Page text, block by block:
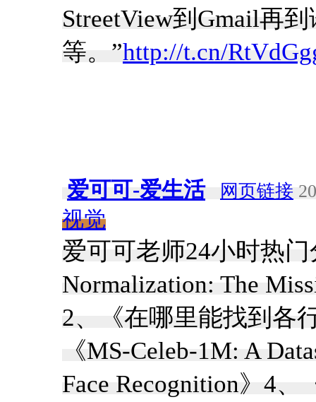
StreetView到Gmail再
等。”http://t.cn/
爱可可-爱生活 网页链接
视觉
爱可可老师24小时热
Normalization: The
2、《在哪里能找到各
《MS-Celeb-1M: A
Face Recognition》4